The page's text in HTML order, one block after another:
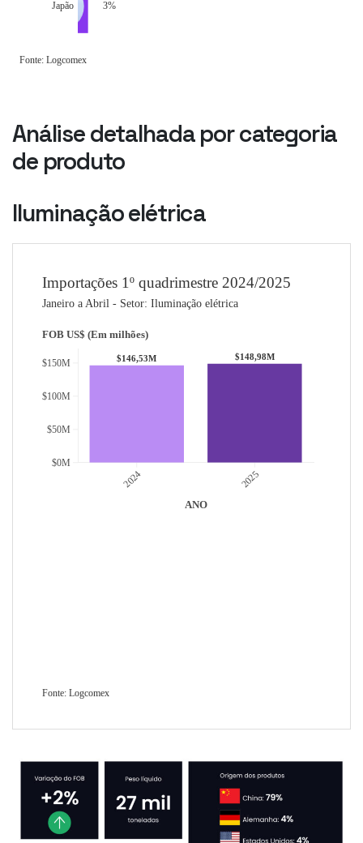
Análise detalhada por categoria
de produto
Iluminação elétrica